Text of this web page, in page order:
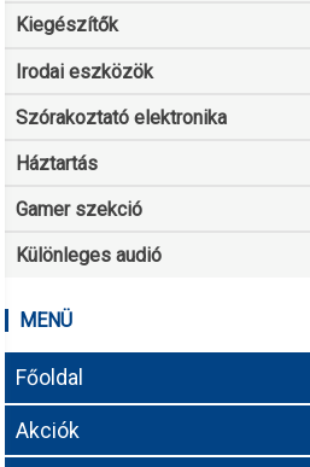
Kiegészítők
Irodai eszközök
Szórakoztató elektronika
Háztartás
Gamer szekció
Különleges audió
MENÜ
Főoldal
Akciók